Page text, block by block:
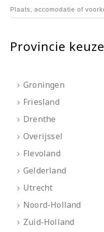
Provincie keuze
Groningen
Friesland
Drenthe
Overijssel
Flevoland
Gelderland
Utrecht
Noord-Holland
Zuid-Holland